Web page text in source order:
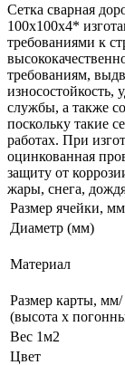
Сетка сварная
100х100х4*
требованиями к
требованиям,
износостойкость,
службы, а также
поскольку такие
работах. При
оцинкованная
защиту от
жары, снега,
Размер ячейки, мм
Диаметр (мм)
Материал
Размер карты, мм/
(высота х
Вес 1м2
Цвет